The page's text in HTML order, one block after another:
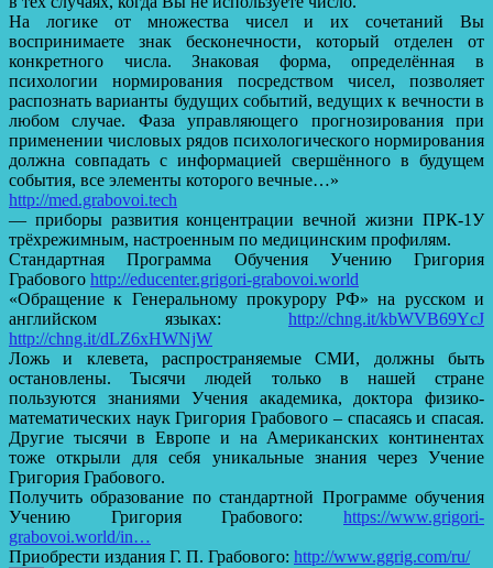
На логике от множества чисел и их сочетаний Вы
воспринимаете знак бесконечности, который отделен от
конкретного числа. Знаковая форма, определённая в
психологии нормирования посредством чисел, позволяет
распознать варианты будущих событий, ведущих к вечности в
любом случае. Фаза управляющего прогнозирования при
применении числовых рядов психологического нормирования
должна совпадать с информацией свершённого в будущем
события, все элементы которого вечные…»
http://med.grabovoi.tech
— приборы развития концентрации вечной жизни ПРК-1У
трёхрежимным, настроенным по медицинским профилям.
Стандартная Программа Обучения Учению Григория
Грабового http://educenter.grigori-grabovoi.world
«Обращение к Генеральному прокурору РФ» на русском и
английском языках: http://chng.it/kbWVB69YcJ
http://chng.it/dLZ6xHWNjW
Ложь и клевета, распространяемые СМИ, должны быть
остановлены. Тысячи людей только в нашей стране
пользуются знаниями Учения академика, доктора физико-
математических наук Григория Грабового – спасаясь и спасая.
Другие тысячи в Европе и на Американских континентах
тоже открыли для себя уникальные знания через Учение
Григория Грабового.
Получить образование по стандартной Программе обучения
Учению Григория Грабового: https://www.grigori-
grabovoi.world/in…
Приобрести издания Г. П. Грабового: http://www.ggrig.com/ru/